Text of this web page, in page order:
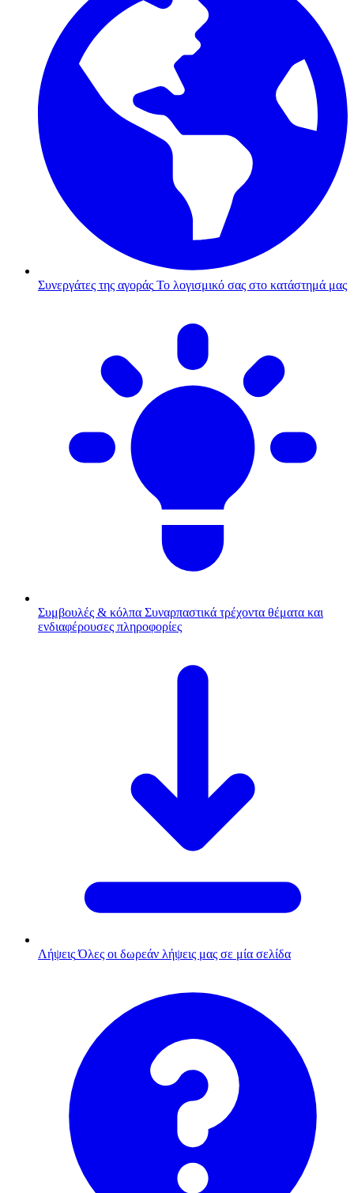
Συνεργάτες της αγοράς Το λογισμικό σας στο κατάστημά μας
Συμβουλές & κόλπα Συναρπαστικά τρέχοντα θέματα και
ενδιαφέρουσες πληροφορίες
Λήψεις Όλες οι δωρεάν λήψεις μας σε μία σελίδα